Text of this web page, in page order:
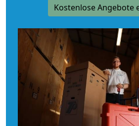
Kostenlose Angebote